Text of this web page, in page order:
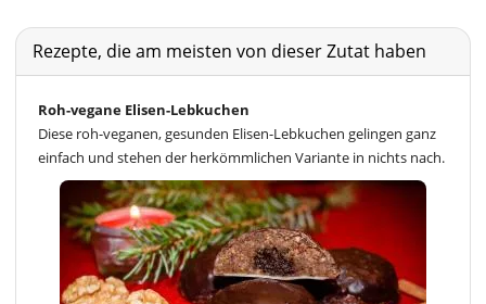
Rezepte, die am meisten von dieser Zutat haben
Roh-vegane Elisen-Lebkuchen
Diese roh-veganen, gesunden Elisen-Lebkuchen gelingen ganz
einfach und stehen der herkömmlichen Variante in nichts nach.